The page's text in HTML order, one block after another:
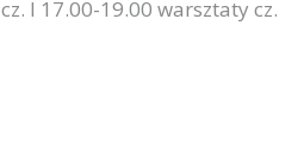
I 17.00-19.00 warsztaty cz.